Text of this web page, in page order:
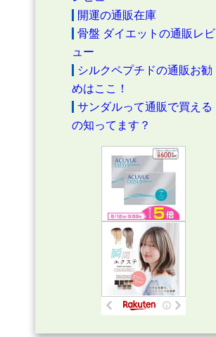
開運の通販在庫
骨盤 ダイエットの通販レビ
ュー
シルクペプチドの通販お勧
めはここ！
サンダルって通販で買える
の知ってます？